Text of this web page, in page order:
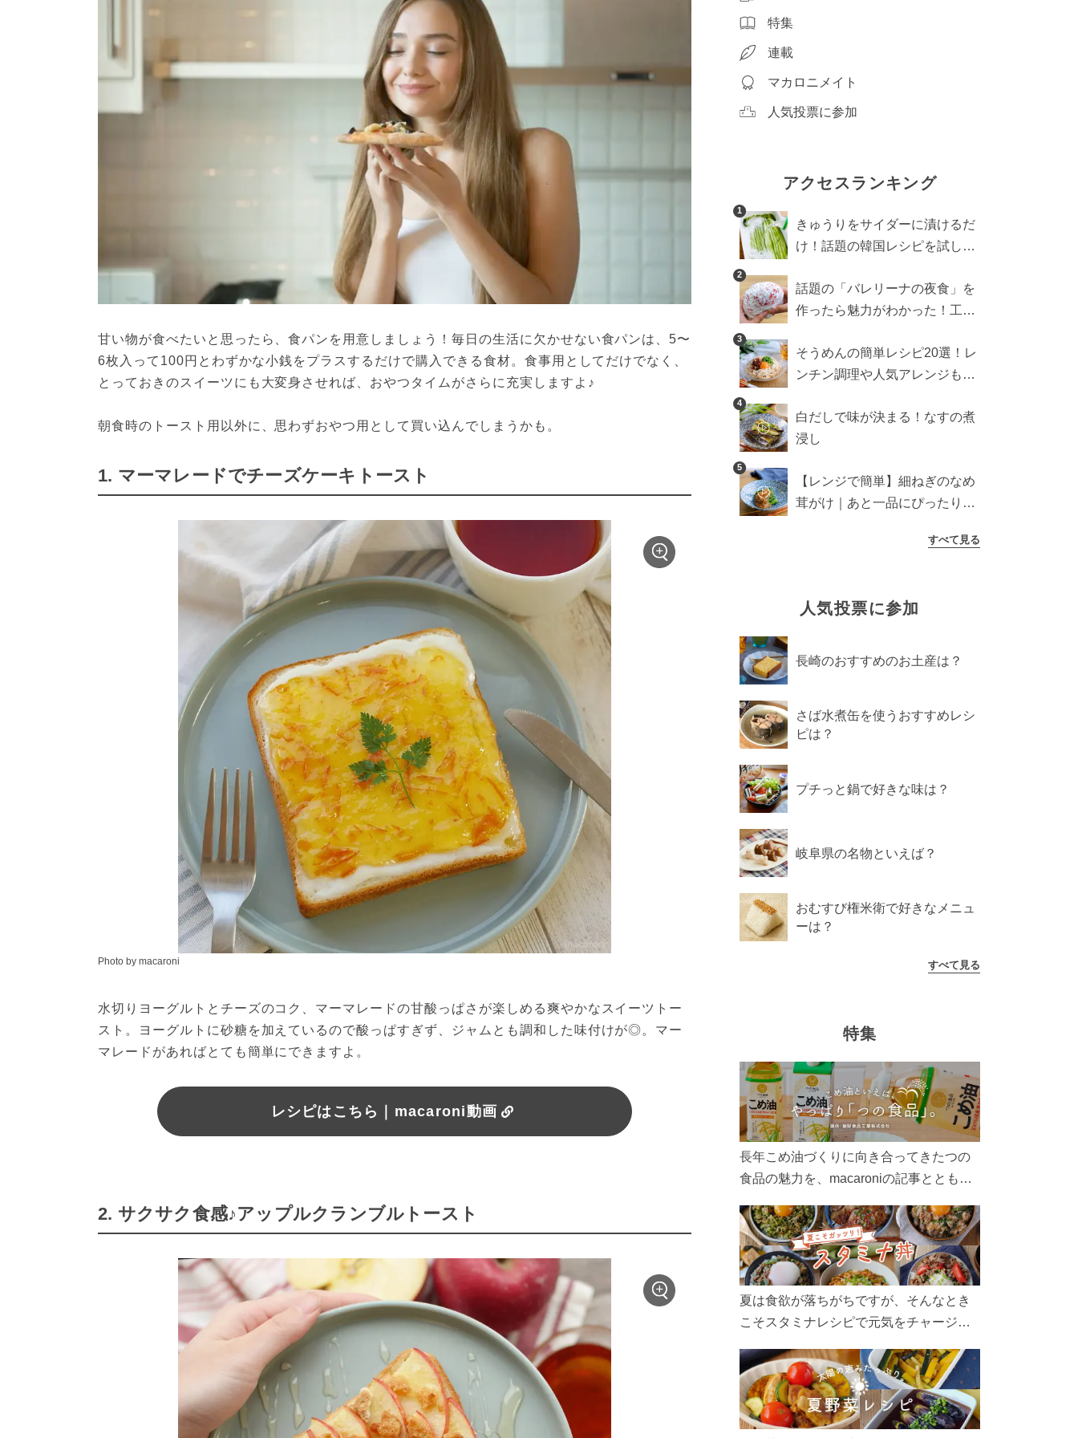
甘い物が食べたいと思ったら、食パンを用意しましょう！毎日の生活に欠かせない食パンは、5〜
6枚入って100円とわずかな小銭をプラスするだけで購入できる食材。食事用としてだけでなく、
とっておきのスイーツにも大変身させれば、おやつタイムがさらに充実しますよ♪
朝食時のトースト用以外に、思わずおやつ用として買い込んでしまうかも。
1. マーマレードでチーズケーキトースト
Photo by macaroni
水切りヨーグルトとチーズのコク、マーマレードの甘酸っぱさが楽しめる爽やかなスイーツトー
スト。ヨーグルトに砂糖を加えているので酸っぱすぎず、ジャムとも調和した味付けが◎。マー
マレードがあればとても簡単にできますよ。
レシピはこちら｜macaroni動画
2. サクサク食感♪アップルクランブルトースト
特集
連載
マカロニメイト
人気投票に参加
アクセスランキング
1
きゅうりをサイダーに漬けるだ
け！話題の韓国レシピを試した
2
話題の「バレリーナの夜食」を
作ったら魅力がわかった！工程
3
そうめんの簡単レシピ20選！レ
ンチン調理や人気アレンジも紹
4
白だしで味が決まる！なすの煮
浸し
5
【レンジで簡単】細ねぎのなめ
茸がけ｜あと一品にぴったり副
すべて見る
人気投票に参加
長崎のおすすめのお土産は？
さば水煮缶を使うおすすめレシ
ピは？
プチっと鍋で好きな味は？
岐阜県の名物といえば？
おむすび権米衛で好きなメニュ
ーは？
すべて見る
特集
長年こめ油づくりに向き合ってきたつの
食品の魅力を、macaroniの記事とともに
ん、製造現場や品質へのこだわりまで。
こめ油をもっと好きになるコンテンツを
ぜひお楽しみください。
夏は食欲が落ちがちですが、そんなとき
こそスタミナレシピで元気をチャージ！
リ食べて、夏バテを吹き飛ばしましょ
う！